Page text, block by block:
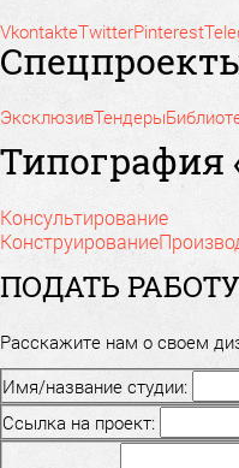
VkontakteTwitterPinterest
ЭксклюзивТендеры
Типография
Консультирование
Конструирование
ПОДАТЬ РАБОТУ
Расскажите нам о своем
Имя/название студии:
Ссылка на проект: